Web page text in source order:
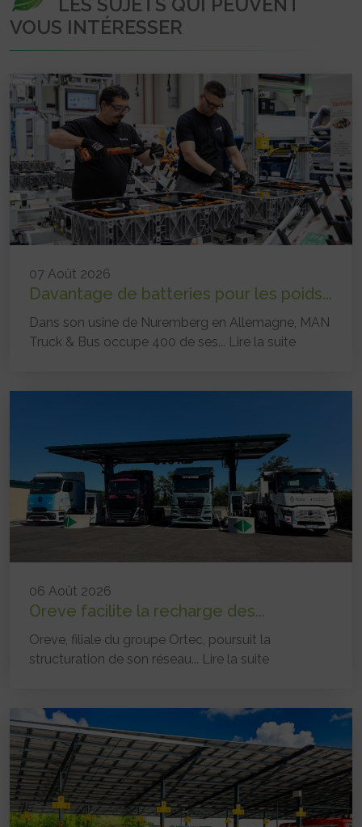
LES SUJETS QUI PEUVENT
VOUS INTÉRESSER
07 Août 2026
Davantage de batteries pour les poids...
Dans son usine de Nuremberg en Allemagne, MAN
Truck & Bus occupe 400 de ses... Lire la suite
06 Août 2026
Oreve facilite la recharge des...
Oreve, filiale du groupe Ortec, poursuit la
structuration de son réseau... Lire la suite